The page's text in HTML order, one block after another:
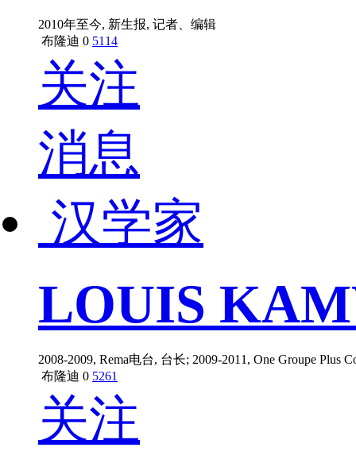
2010年至今, 新生报, 记者、编辑
布隆迪 0 5114
关注
消息
汉学家
LOUIS
2008-2009, Rema电台, 台长; 2009-2011, One Groupe
布隆迪 0 5261
关注